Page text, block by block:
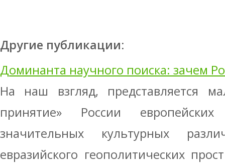
Другие публикации:
Доминанта научного поиска: зачем
На наш взгляд, представляется
принятие» России
значительных культурных
евразийского геополитических